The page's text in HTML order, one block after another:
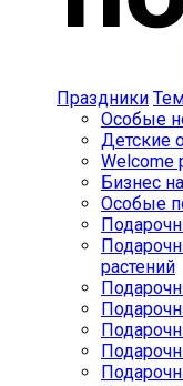
Праздники
Особые
Детские
Welcome
Бизнес
Особые
растений